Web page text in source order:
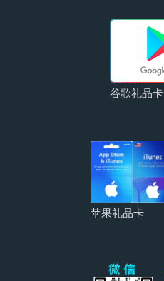
谷歌礼品卡
苹果礼品卡